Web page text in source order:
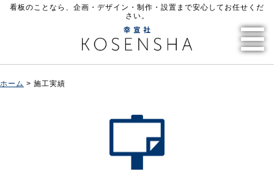
機材紹介
看板のことなら、企画・デザイン・制作・設置まで安心してお任せくだ
さい。
ホーム > 施工実績